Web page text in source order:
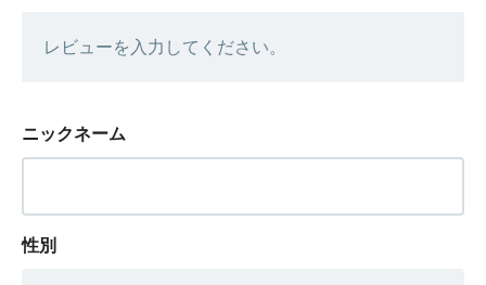
レビューを入力してください。
ニックネーム
性別